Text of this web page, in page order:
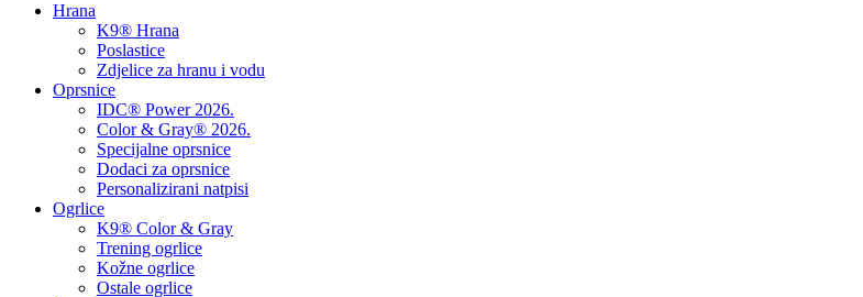
Hrana
K9® Hrana
Poslastice
Zdjelice za hranu i vodu
Oprsnice
IDC® Power 2026.
Color & Gray® 2026.
Specijalne oprsnice
Dodaci za oprsnice
Personalizirani natpisi
Ogrlice
K9® Color & Gray
Trening ogrlice
Kožne ogrlice
Ostale ogrlice